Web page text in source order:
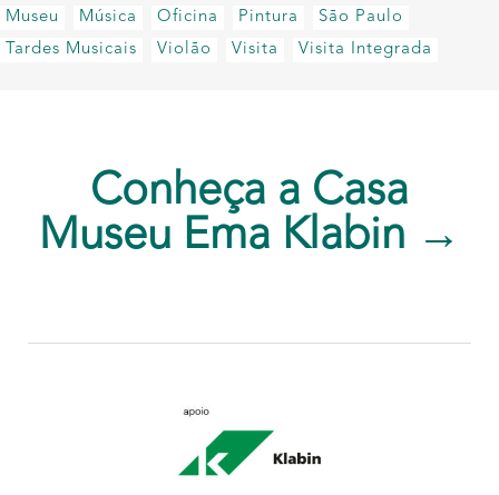
Museu
Música Oficina Pintura
São Paulo
Tardes Musicais
Violão Visita Visita Integrada
Conheça a Casa
Museu Ema Klabin →